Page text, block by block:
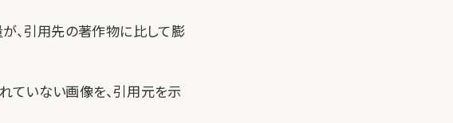
、引用先の著作物に比して膨
ていない画像を、引用元を示